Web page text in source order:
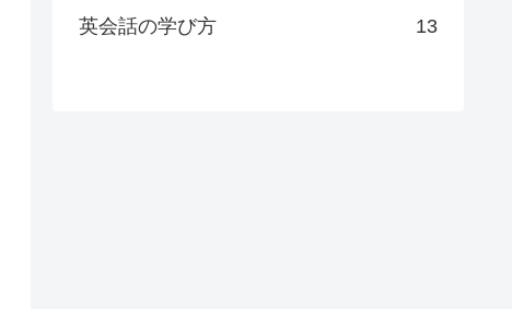
英会話の学び方 13